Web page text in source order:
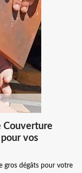
Couverture
vos
gros dégâts pour votre